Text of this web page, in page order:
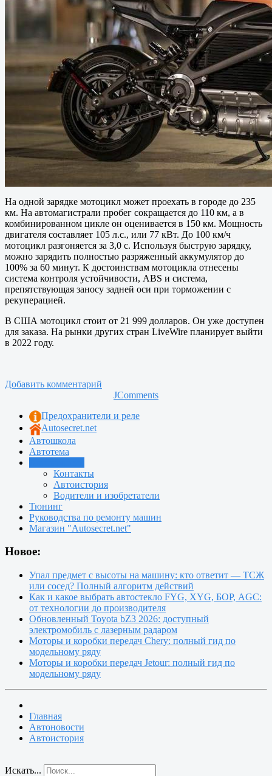
На одной зарядке мотоцикл может проехать в городе до 235
км. На автомагистрали пробег сокращается до 110 км, а в
комбинированном цикле он оценивается в 150 км. Мощность
двигателя составляет 105 л.с., или 77 кВт. До 100 км/ч
мотоцикл разгоняется за 3,0 с. Используя быструю зарядку,
можно зарядить полностью разряженный аккумулятор до
100% за 60 минут. К достоинствам мотоцикла отнесены
система контроля устойчивости, ABS и система,
препятствующая заносу задней оси при торможении с
рекуперацией.
В США мотоцикл стоит от 21 999 долларов. Он уже доступен
для заказа. На рынки других стран LiveWire планирует выйти
в 2022 году.
Добавить комментарий
JComments
Предохранители и реле
Autosecret.net
Автошкола
Автотема
Контакты
Автоистория
Водители и изобретатели
Тюнинг
Руководства по ремонту машин
Магазин "Autosecret.net"
Новое:
Упал предмет с высоты на машину: кто ответит — ТСЖ
или сосед? Полный алгоритм действий
Как и какое выбрать автостекло FYG, XYG, БОР, AGC:
от технологии до производителя
Обновленный Toyota bZ3 2026: доступный
электромобиль с лазерным радаром
Моторы и коробки передач Chery: полный гид по
модельному ряду
Моторы и коробки передач Jetour: полный гид по
модельному ряду
Главная
Автоновости
Автоистория
Искать...